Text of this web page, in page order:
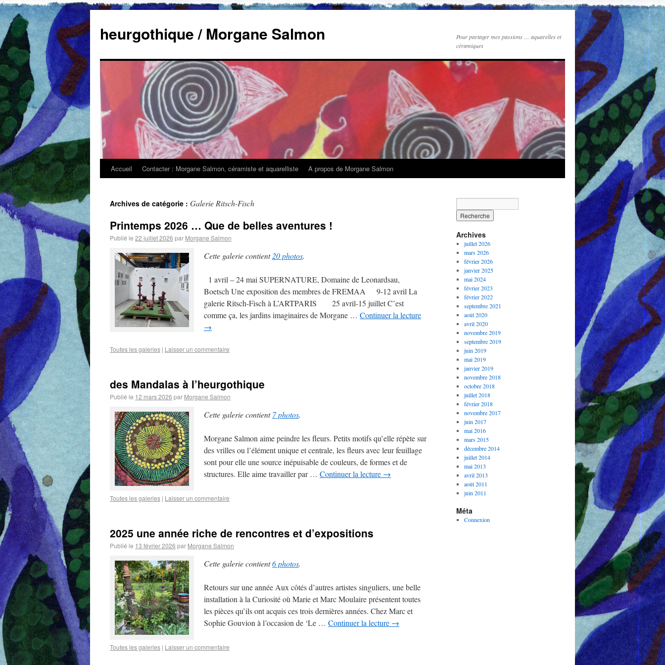
heurgothique / Morgane Salmon
Pour partager mes passions … aquarelles et
céramiques
Accueil Contacter : Morgane Salmon, céramiste et aquarelliste A propos de Morgane Salmon
Archives de catégorie : Galerie Ritsch-Fisch
Printemps 2026 … Que de belles aventures !
Publié le 22 juillet 2026 par Morgane Salmon
Cette galerie contient20 photos.
1 avril – 24 mai SUPERNATURE, Domaine de Leonardsau,
Boetsch Une exposition des membres de FREMAA 9-12 avril La
galerie Ritsch-Fisch à L’ARTPARIS 25 avril-15 juillet C’est
comme ça, les jardins imaginaires de Morgane … Continuer la lecture
→
Toutes les galeries | Laisser un commentaire
des Mandalas à l’heurgothique
Publié le 12 mars 2026 par Morgane Salmon
Cette galerie contient7 photos.
Morgane Salmon aime peindre les fleurs. Petits motifs qu’elle répète sur
des vrilles ou l’élément unique et centrale, les fleurs avec leur feuillage
sont pour elle une source inépuisable de couleurs, de formes et de
structures. Elle aime travailler par … Continuer la lecture →
Toutes les galeries | Laisser un commentaire
2025 une année riche de rencontres et d’expositions
Publié le 13 février 2026 par Morgane Salmon
Cette galerie contient6 photos.
Retours sur une année Aux côtés d’autres artistes singuliers, une belle
installation à la Curiosité où Marie et Marc Moulaire présentent toutes
les pièces qu’ils ont acquis ces trois dernières années. Chez Marc et
Sophie Gouvion à l’occasion de ‘Le … Continuer la lecture →
Toutes les galeries | Laisser un commentaire
Archives
juillet 2026
mars 2026
février 2026
janvier 2025
mai 2024
février 2023
février 2022
septembre 2021
août 2020
avril 2020
novembre 2019
septembre 2019
juin 2019
mai 2019
janvier 2019
novembre 2018
octobre 2018
juillet 2018
février 2018
novembre 2017
juin 2017
mai 2016
mars 2015
décembre 2014
juillet 2014
mai 2013
avril 2013
août 2011
juin 2011
Méta
Connexion